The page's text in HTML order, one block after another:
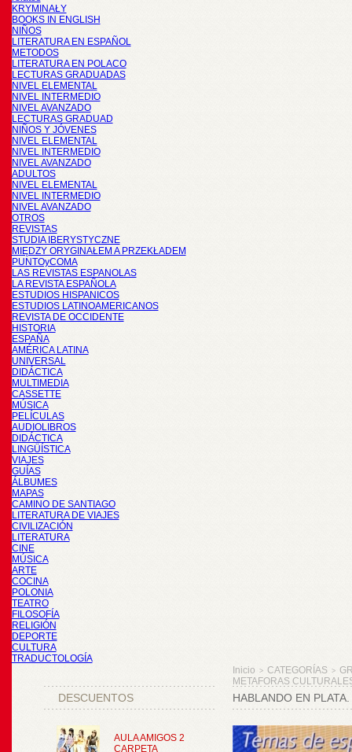
KRYMINAŁY
BOOKS IN ENGLISH
NIÑOS
LITERATURA EN ESPAÑOL
METODOS
LITERATURA EN POLACO
LECTURAS GRADUADAS
NIVEL ELEMENTAL
NIVEL INTERMEDIO
NIVEL AVANZADO
LECTURAS GRADUAD
NIÑOS Y JÓVENES
NIVEL ELEMENTAL
NIVEL INTERMEDIO
NIVEL AVANZADO
ADULTOS
NIVEL ELEMENTAL
NIVEL INTERMEDIO
NIVEL AVANZADO
OTROS
REVISTAS
STUDIA IBERYSTYCZNE
MIĘDZY ORYGINAŁEM A PRZEKŁADEM
PUNTOyCOMA
LAS REVISTAS ESPANOLAS
LA REVISTA ESPAÑOLA
ESTUDIOS HISPANICOS
ESTUDIOS LATINOAMERICANOS
REVISTA DE OCCIDENTE
HISTORIA
ESPAÑA
AMÉRICA LATINA
UNIVERSAL
DIDÁCTICA
MULTIMEDIA
CASSETTE
MÚSICA
PELÍCULAS
AUDIOLIBROS
DIDÁCTICA
LINGÜÍSTICA
VIAJES
GUÍAS
ÁLBUMES
MAPAS
CAMINO DE SANTIAGO
LITERATURA DE VIAJES
CIVILIZACIÓN
LITERATURA
CINE
MÚSICA
ARTE
COCINA
POLONIA
TEATRO
FILOSOFÍA
RELIGIÓN
DEPORTE
CULTURA
TRADUCTOLOGÍA
DESCUENTOS
AULA AMIGOS 2
CARPETA
Inicio > CATEGORÍAS >
METAFORAS
HABLANDO EN